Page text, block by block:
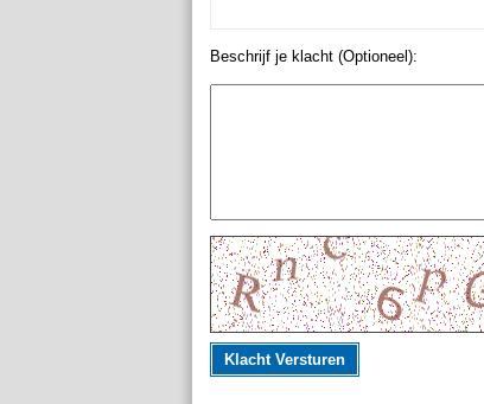
Beschrijf je klacht (Optioneel):
Klacht Versturen